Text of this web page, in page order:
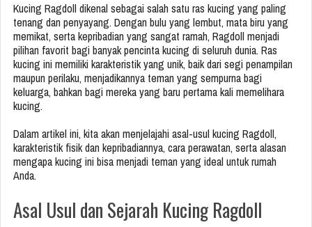
Kucing Ragdoll dikenal sebagai salah satu ras kucing yang paling
tenang dan penyayang. Dengan bulu yang lembut, mata biru yang
memikat, serta kepribadian yang sangat ramah, Ragdoll menjadi
pilihan favorit bagi banyak pencinta kucing di seluruh dunia. Ras
kucing ini memiliki karakteristik yang unik, baik dari segi penampilan
maupun perilaku, menjadikannya teman yang sempurna bagi
keluarga, bahkan bagi mereka yang baru pertama kali memelihara
kucing.
Dalam artikel ini, kita akan menjelajahi asal-usul kucing Ragdoll,
karakteristik fisik dan kepribadiannya, cara perawatan, serta alasan
mengapa kucing ini bisa menjadi teman yang ideal untuk rumah
Anda.
Asal Usul dan Sejarah Kucing Ragdoll